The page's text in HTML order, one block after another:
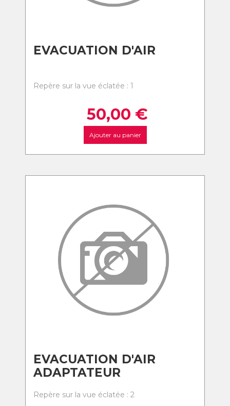
EVACUATION D'AIR
Repère sur la vue éclatée : 1
50,00 €
Ajouter au panier
EVACUATION D'AIR
ADAPTATEUR
Repère sur la vue éclatée : 2